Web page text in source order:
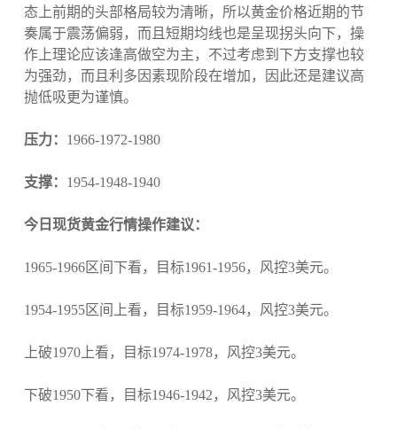
态上前期的头部格局较为清晰，所以黄金价格近期的节
奏属于震荡偏弱，而且短期均线也是呈现拐头向下，操
作上理论应该逢高做空为主，不过考虑到下方支撑也较
为强劲，而且利多因素现阶段在增加，因此还是建议高
抛低吸更为谨慎。
压力： 1966-1972-1980
支撑： 1954-1948-1940
今日现货黄金行情操作建议：
1965-1966区间下看，目标1961-1956，风控3美元。
1954-1955区间上看，目标1959-1964，风控3美元。
上破1970上看，目标1974-1978，风控3美元。
下破1950下看，目标1946-1942，风控3美元。